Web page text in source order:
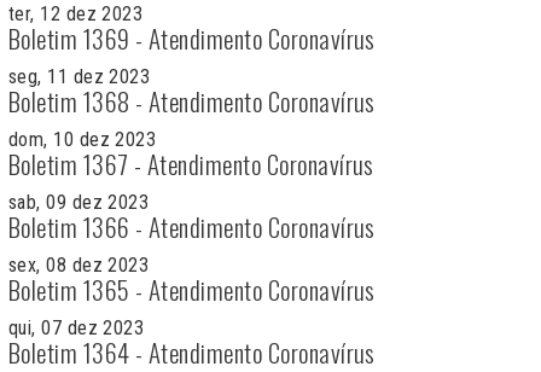
ter, 12 dez 2023
Boletim 1369 - Atendimento Coronavírus
seg, 11 dez 2023
Boletim 1368 - Atendimento Coronavírus
dom, 10 dez 2023
Boletim 1367 - Atendimento Coronavírus
sab, 09 dez 2023
Boletim 1366 - Atendimento Coronavírus
sex, 08 dez 2023
Boletim 1365 - Atendimento Coronavírus
qui, 07 dez 2023
Boletim 1364 - Atendimento Coronavírus